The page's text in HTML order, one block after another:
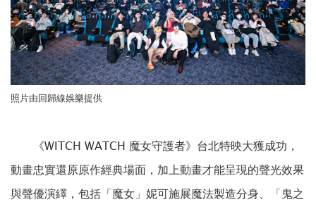
照片由回歸線娛樂提供
《WITCH WATCH 魔女守護者》台北特映大獲成功，
動畫忠實還原原作經典場面，加上動畫才能呈現的聲光效果
與聲優演繹，包括「魔女」妮可施展魔法製造分身、「鬼之